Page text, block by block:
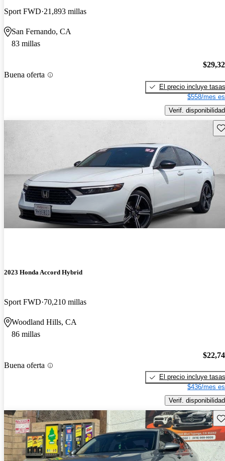
Sport FWD 21,893 millas
San Fernando, CA
83 millas
Buena oferta
El precio incluye tasas
$558/mes
Verif. disponibilidad
2023 Honda Accord Hybrid
Sport FWD 70,210 millas
Woodland Hills, CA
86 millas
Buena oferta
El precio incluye tasas
$436/mes
Verif. disponibilidad